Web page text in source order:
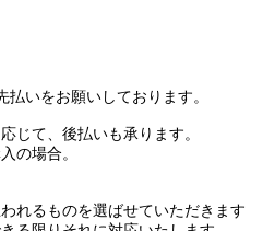
いをお願いしております。
じて、後払いも承ります。
の場合。
れるものを選ばせていただきます